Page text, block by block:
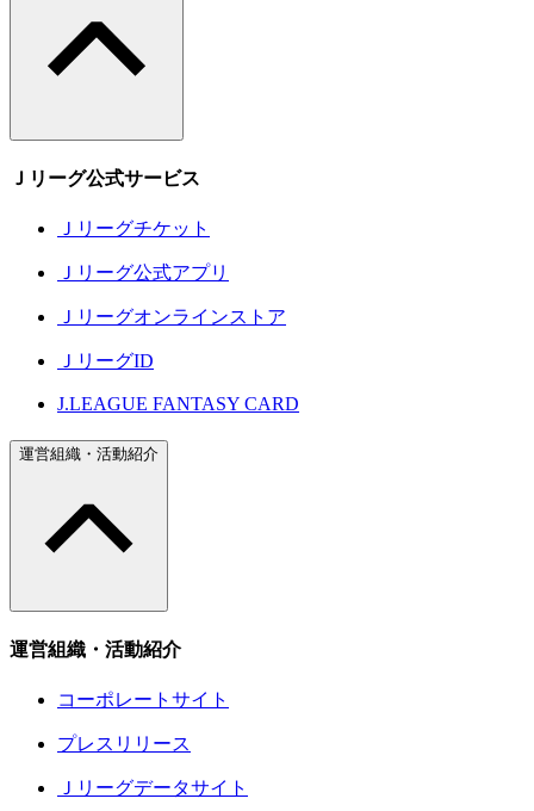
Ｊリーグ公式サービス
Ｊリーグチケット
Ｊリーグ公式アプリ
Ｊリーグオンラインストア
ＪリーグID
J.LEAGUE FANTASY CARD
運営組織・活動紹介
運営組織・活動紹介
コーポレートサイト
プレスリリース
Ｊリーグデータサイト